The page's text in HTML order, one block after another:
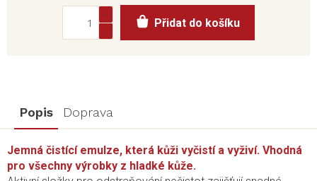
cena:
Přidat do košíku
Popis Doprava
Jemná čistící emulze, která kůži vyčistí a vyživí. Vhodná
pro všechny výrobky z hladké kůže.